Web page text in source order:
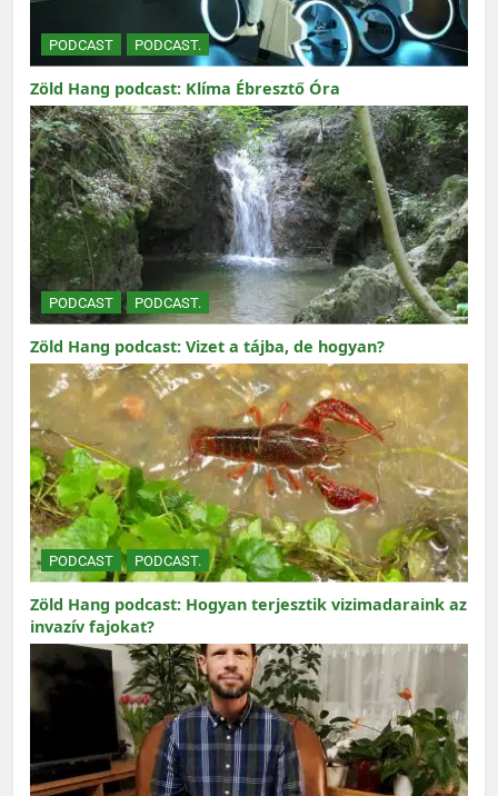
PODCAST PODCAST.
Zöld Hang podcast: Klíma Ébresztő Óra
PODCAST PODCAST.
Zöld Hang podcast: Vizet a tájba, de hogyan?
PODCAST PODCAST.
Zöld Hang podcast: Hogyan terjesztik vizimadaraink az
invazív fajokat?